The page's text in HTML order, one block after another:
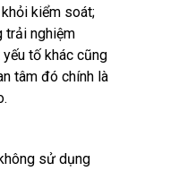
kiểm soát;
trải nghiệm
yếu tố khác cũng
tâm đó chính là
sử dụng